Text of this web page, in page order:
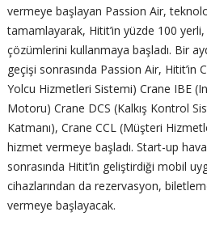
vermeye başlayan Passion Air,
tamamlayarak, Hitit’in yüzde 100
çözümlerini kullanmaya başladı. Bir
geçişi sonrasında Passion Air, Hitit’in
Yolcu Hizmetleri Sistemi) Crane IBE
Motoru) Crane DCS (Kalkış Kontrol
Katmanı), Crane CCL (Müşteri
hizmet vermeye başladı. Start-up
sonrasında Hitit’in geliştirdiği mobil
cihazlarından da rezervasyon,
vermeye başlayacak.